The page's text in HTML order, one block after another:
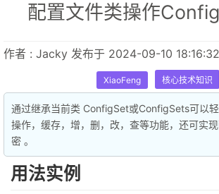
配置文件类操作
作者 : Jacky 发布于 2024-09-10
XiaoFeng 核心技术知识
通过继承当前类 ConfigSet或ConfigSets可以
操作，缓存，增，删，改，查等功能，还可实
密 。
用法实例